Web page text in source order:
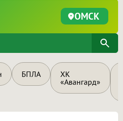
ОМСК
БПЛА
ХК
«Авангард»